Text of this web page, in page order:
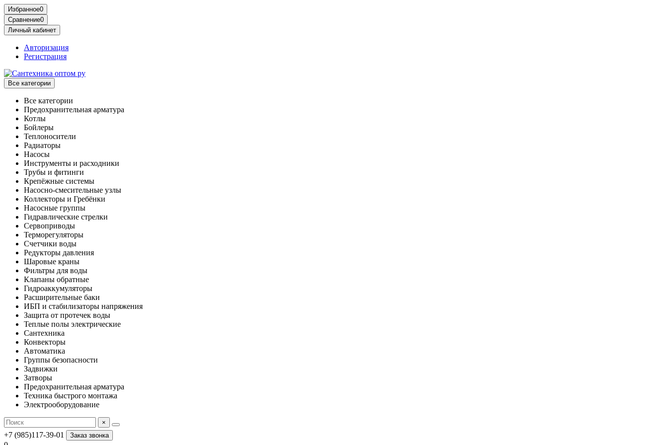
Избранное0
Сравнение0
Личный кабинет
Авторизация
Регистрация
Все категории
Все категории
Предохранительная арматура
Котлы
Бойлеры
Теплоносители
Радиаторы
Насосы
Инструменты и расходники
Трубы и фитинги
Крепёжные системы
Насосно-смесительные узлы
Коллекторы и Гребёнки
Насосные группы
Гидравлические стрелки
Сервоприводы
Терморегуляторы
Счетчики воды
Редукторы давления
Шаровые краны
Фильтры для воды
Клапаны обратные
Гидроаккумуляторы
Расширительные баки
ИБП и стабилизаторы напряжения
Защита от протечек воды
Теплые полы электрические
Сантехника
Конвекторы
Автоматика
Группы безопасности
Задвижки
Затворы
Предохранительная арматура
Техника быстрого монтажа
Электрооборудование
×
+7 (985)117-39-01 Заказ звонка